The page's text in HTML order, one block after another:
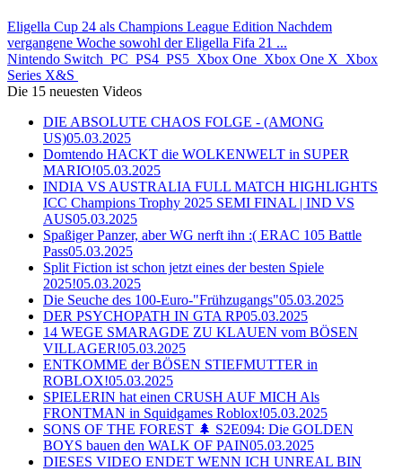
Eligella Cup 24 als Champions League Edition Nachdem
vergangene Woche sowohl der Eligella Fifa 21 ...
Nintendo Switch PC PS4 PS5 Xbox One Xbox One X Xbox
Series X&S
Die 15 neuesten Videos
DIE ABSOLUTE CHAOS FOLGE - (AMONG
US)05.03.2025
Domtendo HACKT die WOLKENWELT in SUPER
MARIO!05.03.2025
INDIA VS AUSTRALIA FULL MATCH HIGHLIGHTS
ICC Champions Trophy 2025 SEMI FINAL | IND VS
AUS05.03.2025
Spaßiger Panzer, aber WG nerft ihn :( ERAC 105 Battle
Pass05.03.2025
Split Fiction ist schon jetzt eines der besten Spiele
2025!05.03.2025
Die Seuche des 100-Euro-"Frühzugangs"05.03.2025
DER PSYCHOPATH IN GTA RP05.03.2025
14 WEGE SMARAGDE ZU KLAUEN vom BÖSEN
VILLAGER!05.03.2025
ENTKOMME der BÖSEN STIEFMUTTER in
ROBLOX!05.03.2025
SPIELERIN hat einen CRUSH AUF MICH Als
FRONTMAN in Squidgames Roblox!05.03.2025
SONS OF THE FOREST 🌲 S2E094: Die GOLDEN
BOYS bauen den WALK OF PAIN05.03.2025
DIESES VIDEO ENDET WENN ICH UNREAL BIN